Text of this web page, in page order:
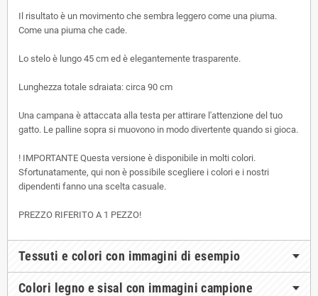
Il risultato è un movimento che sembra leggero come una piuma.
Come una piuma che cade.
Lo stelo è lungo 45 cm ed è elegantemente trasparente.
Lunghezza totale sdraiata: circa 90 cm
Una campana è attaccata alla testa per attirare l'attenzione del tuo
gatto. Le palline sopra si muovono in modo divertente quando si gioca.
! IMPORTANTE Questa versione è disponibile in molti colori.
Sfortunatamente, qui non è possibile scegliere i colori e i nostri
dipendenti fanno una scelta casuale.
PREZZO RIFERITO A 1 PEZZO!
Tessuti e colori con immagini di esempio
Colori legno e sisal con immagini campione